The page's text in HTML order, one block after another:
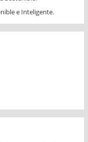
e Inteligente.